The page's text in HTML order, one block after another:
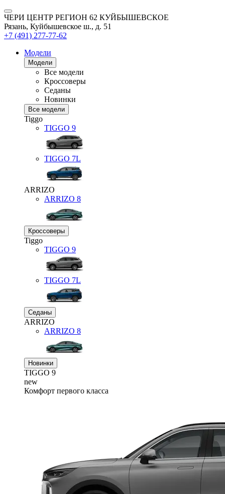
ЧЕРИ ЦЕНТР РЕГИОН 62 КУЙБЫШЕВСКОЕ
Рязань, Куйбышевское ш., д. 51
+7 (491) 277-77-62
Модели
Модели
Все модели
Кроссоверы
Седаны
Новинки
Все модели
Tiggo
TIGGO 9
TIGGO 7L
ARRIZO
ARRIZO 8
Кроссоверы
Tiggo
TIGGO 9
TIGGO 7L
Седаны
ARRIZO
ARRIZO 8
Новинки
TIGGO 9
new
Комфорт первого класса